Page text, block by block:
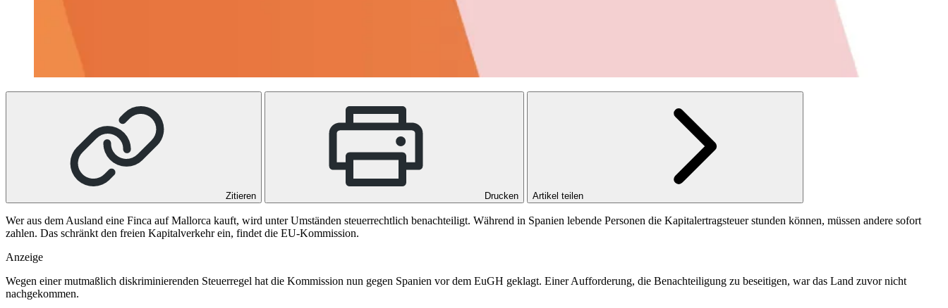
Zitieren Drucken Artikel teilen
Wer aus dem Ausland eine Finca auf Mallorca kauft, wird unter Umständen steuerrechtlich benachteiligt. Während in Spanien lebende Personen die Kapitalertragsteuer stunden können, müssen andere sofort
zahlen. Das schränkt den freien Kapitalverkehr ein, findet die EU-Kommission.
Anzeige
Wegen einer mutmaßlich diskriminierenden Steuerregel hat die Kommission nun gegen Spanien vor dem EuGH geklagt. Einer Aufforderung, die Benachteiligung zu beseitigen, war das Land zuvor nicht
nachgekommen.